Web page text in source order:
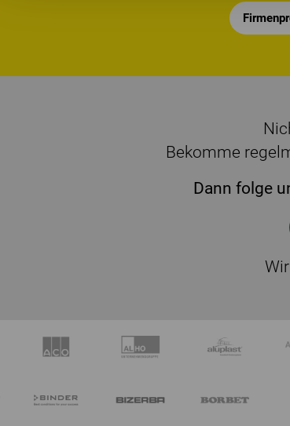
Bekomme
Dann folge